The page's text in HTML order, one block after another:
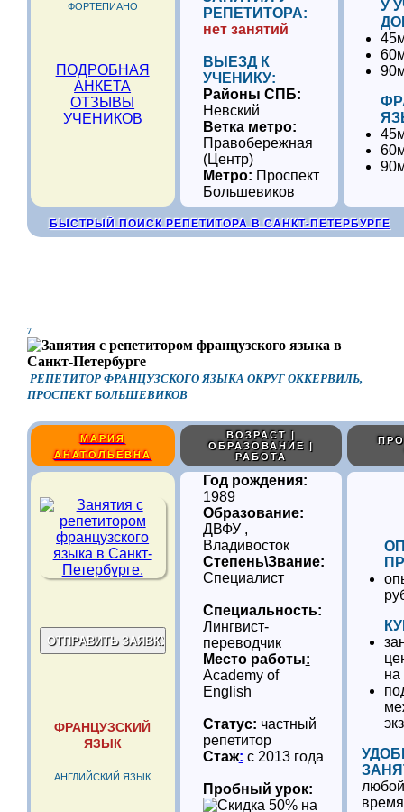
ФОРТЕПИАНО
ПОДРОБНАЯ
АНКЕТА
ОТЗЫВЫ
УЧЕНИКОВ
РЕПЕТИТОРА:
нет занятий
ВЫЕЗД К
УЧЕНИКУ:
Районы СПБ:
Невский
Ветка метро:
Правобережная
(Центр)
Метро: Проспект
Большевиков
У
БЫСТРЫЙ ПОИСК РЕПЕТИТОРА В САНКТ-ПЕТЕРБУРГЕ
7
РЕПЕТИТОР ФРАНЦУЗСКОГО ЯЗЫКА ОКРУГ ОККЕРВИЛЬ,
ПРОСПЕКТ БОЛЬШЕВИКОВ
МАРИЯ
АНАТОЛЬЕВНА
ВОЗРАСТ |
ОБРАЗОВАНИЕ |
РАБОТА
ФРАНЦУЗСКИЙ
ЯЗЫК
АНГЛИЙСКИЙ ЯЗЫК
Год рождения:
1989
Образование:
ДВФУ ,
Владивосток
Степень\Звание:
Специалист
Специальность:
Лингвист-
переводчик
Место работы:
Academy of
English
Статус: частный
репетитор
Стаж: с 2013 года
Пробный урок:
на
время